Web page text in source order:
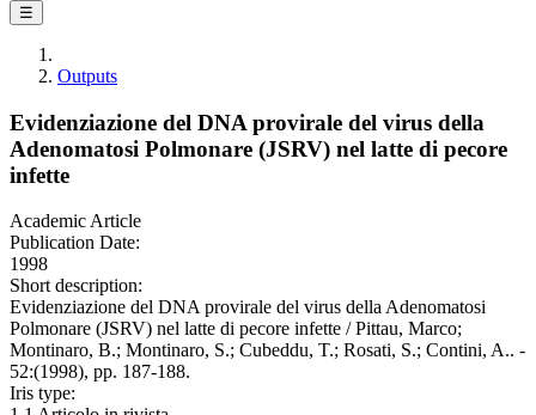
☰
Outputs
Evidenziazione del DNA provirale del virus della
Adenomatosi Polmonare (JSRV) nel latte di pecore
infette
Academic Article
Publication Date:
1998
Short description:
Evidenziazione del DNA provirale del virus della Adenomatosi
Polmonare (JSRV) nel latte di pecore infette / Pittau, Marco;
Montinaro, B.; Montinaro, S.; Cubeddu, T.; Rosati, S.; Contini, A.. -
52:(1998), pp. 187-188.
Iris type: